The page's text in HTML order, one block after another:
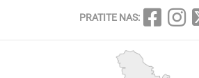
PRATITE NAS: